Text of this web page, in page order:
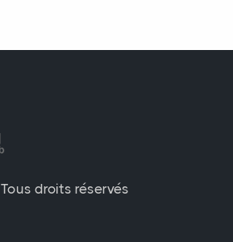
Tous droits réservés